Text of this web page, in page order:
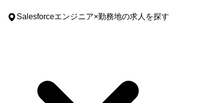
Salesforceエンジニア×勤務地の求人を探す